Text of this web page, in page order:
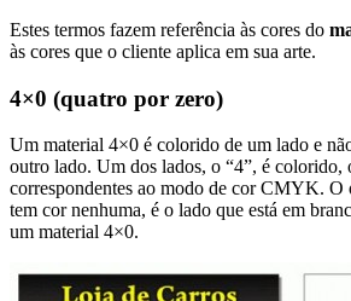
Estes termos fazem referência às cores do
às cores que o cliente aplica em sua arte.
4×0 (quatro por zero)
Um material 4×0 é colorido de um lado e
outro lado. Um dos lados, o “4”, é colorido,
correspondentes ao modo de cor CMYK. O
tem cor nenhuma, é o lado que está em
um material 4×0.